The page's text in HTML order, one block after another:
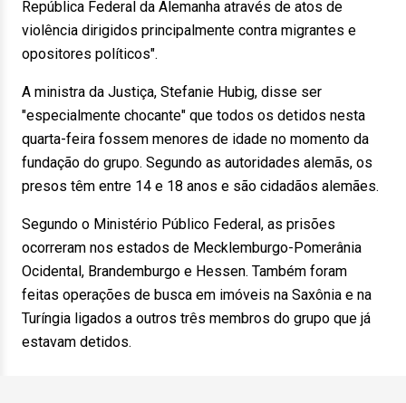
República Federal da Alemanha através de atos de
violência dirigidos principalmente contra migrantes e
opositores políticos".
A ministra da Justiça, Stefanie Hubig, disse ser
"especialmente chocante" que todos os detidos nesta
quarta-feira fossem menores de idade no momento da
fundação do grupo. Segundo as autoridades alemãs, os
presos têm entre 14 e 18 anos e são cidadãos alemães.
Segundo o Ministério Público Federal, as prisões
ocorreram nos estados de Mecklemburgo-Pomerânia
Ocidental, Brandemburgo e Hessen. Também foram
feitas operações de busca em imóveis na Saxônia e na
Turíngia ligados a outros três membros do grupo que já
estavam detidos.